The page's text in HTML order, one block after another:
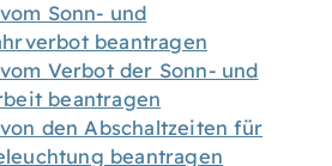
Sonn- und
beantragen
Verbot der Sonn- und
beantragen
den Abschaltzeiten für
beantragen